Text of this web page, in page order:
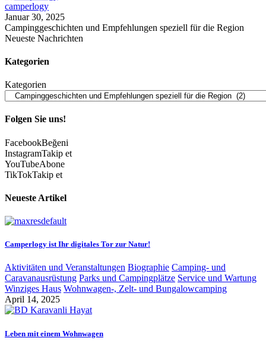
camperlogy
Januar 30, 2025
Campinggeschichten und Empfehlungen speziell für die Region
Neueste Nachrichten
Kategorien
Kategorien
Folgen Sie uns!
FacebookBeğeni
InstagramTakip et
YouTubeAbone
TikTokTakip et
Neueste Artikel
Camperlogy ist Ihr digitales Tor zur Natur!
Aktivitäten und Veranstaltungen Biographie Camping- und
Caravanausrüstung Parks und Campingplätze Service und Wartung
Winziges Haus Wohnwagen-, Zelt- und Bungalowcamping
April 14, 2025
Leben mit einem Wohnwagen